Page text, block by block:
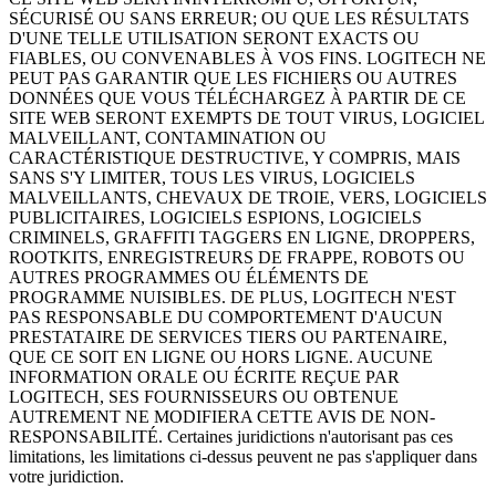
SÉCURISÉ OU SANS ERREUR; OU QUE LES RÉSULTATS
D'UNE TELLE UTILISATION SERONT EXACTS OU
FIABLES, OU CONVENABLES À VOS FINS. LOGITECH NE
PEUT PAS GARANTIR QUE LES FICHIERS OU AUTRES
DONNÉES QUE VOUS TÉLÉCHARGEZ À PARTIR DE CE
SITE WEB SERONT EXEMPTS DE TOUT VIRUS, LOGICIEL
MALVEILLANT, CONTAMINATION OU
CARACTÉRISTIQUE DESTRUCTIVE, Y COMPRIS, MAIS
SANS S'Y LIMITER, TOUS LES VIRUS, LOGICIELS
MALVEILLANTS, CHEVAUX DE TROIE, VERS, LOGICIELS
PUBLICITAIRES, LOGICIELS ESPIONS, LOGICIELS
CRIMINELS, GRAFFITI TAGGERS EN LIGNE, DROPPERS,
ROOTKITS, ENREGISTREURS DE FRAPPE, ROBOTS OU
AUTRES PROGRAMMES OU ÉLÉMENTS DE
PROGRAMME NUISIBLES. DE PLUS, LOGITECH N'EST
PAS RESPONSABLE DU COMPORTEMENT D'AUCUN
PRESTATAIRE DE SERVICES TIERS OU PARTENAIRE,
QUE CE SOIT EN LIGNE OU HORS LIGNE. AUCUNE
INFORMATION ORALE OU ÉCRITE REÇUE PAR
LOGITECH, SES FOURNISSEURS OU OBTENUE
AUTREMENT NE MODIFIERA CETTE AVIS DE NON-
RESPONSABILITÉ. Certaines juridictions n'autorisant pas ces
limitations, les limitations ci-dessus peuvent ne pas s'appliquer dans
votre juridiction.